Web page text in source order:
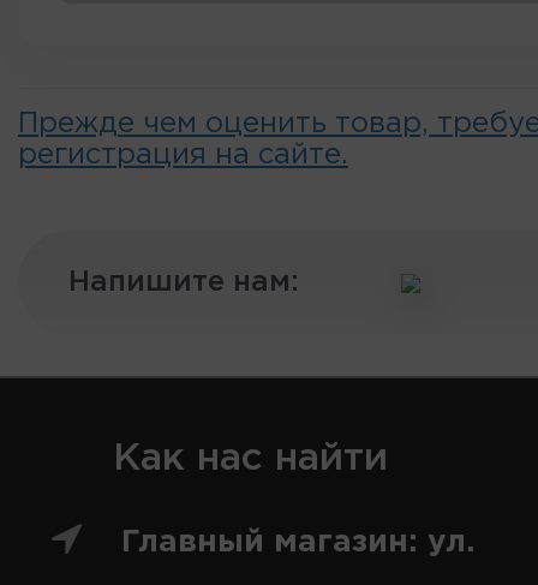
Прежде чем оценить товар,
регистрация на сайте.
Напишите нам:
Как нас найти
Главный магазин: ул.